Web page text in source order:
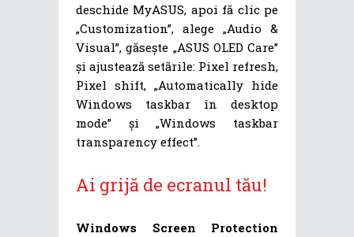
deschide MyASUS, apoi fă clic pe
„Customization”, alege „Audio &
Visual”, găsește „ASUS OLED Care”
și ajustează setările: Pixel refresh,
Pixel shift, „Automatically hide
Windows taskbar în desktop
mode” și „Windows taskbar
transparency effect”.
Ai grijă de ecranul tău!
Windows Screen Protection